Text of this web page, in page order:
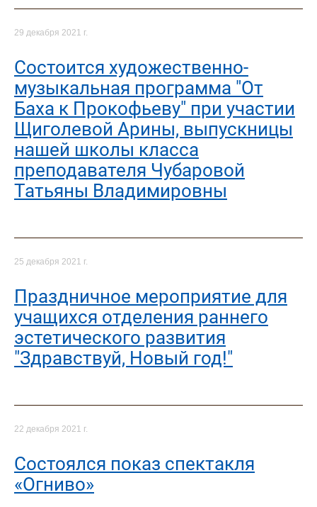
29 декабря 2021 г.
Состоится художественно-
музыкальная программа "От
Баха к Прокофьеву" при участии
Щиголевой Арины, выпускницы
нашей школы класса
преподавателя Чубаровой
Татьяны Владимировны
25 декабря 2021 г.
Праздничное мероприятие для
учащихся отделения раннего
эстетического развития
"Здравствуй, Новый год!"
22 декабря 2021 г.
Cостоялся показ спектакля
«Огниво»